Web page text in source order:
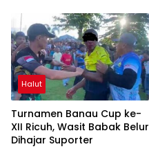
Halut
Turnamen Banau Cup ke-
XII Ricuh, Wasit Babak Belur
Dihajar Suporter